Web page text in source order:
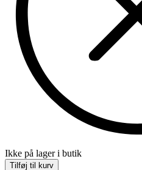
Ikke på lager i butik
Tilføj til kurv